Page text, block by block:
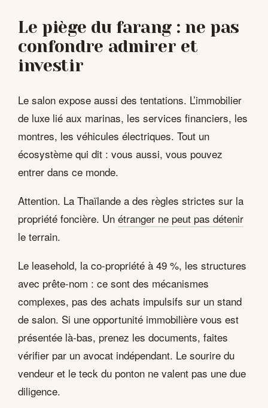
Le piège du farang : ne pas
confondre admirer et
investir
Le salon expose aussi des tentations. L’immobilier
de luxe lié aux marinas, les services financiers, les
montres, les véhicules électriques. Tout un
écosystème qui dit : vous aussi, vous pouvez
entrer dans ce monde.
Attention. La Thaïlande a des règles strictes sur la
propriété foncière. Un étranger ne peut pas détenir
le terrain.
Le leasehold, la co-propriété à 49 %, les structures
avec prête-nom : ce sont des mécanismes
complexes, pas des achats impulsifs sur un stand
de salon. Si une opportunité immobilière vous est
présentée là-bas, prenez les documents, faites
vérifier par un avocat indépendant. Le sourire du
vendeur et le teck du ponton ne valent pas une due
diligence.